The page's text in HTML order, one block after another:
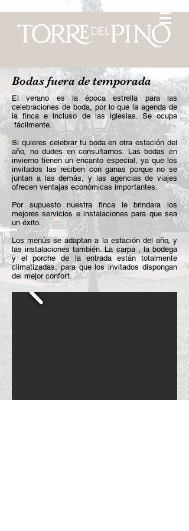
Bodas fuera de temporada
El verano es la época estrella para las
celebraciones de boda, por lo que la agenda de
la finca e incluso de las iglesias. Se ocupa
fácilmente.
Si quieres celebrar tu boda en otra estación del
año, no dudes en consultarnos. Las bodas en
invierno tienen un encanto especial, ya que los
invitados las reciben con ganas porque no se
juntan a las demás, y las agencias de viajes
ofrecen ventajas económicas importantes.
Por supuesto nuestra finca le brindara los
mejores servicios e instalaciones para que sea
un éxito.
Los menús se adaptan a la estación del año, y
las instalaciones también. La carpa , la bodega
y el porche de la entrada están totalmente
climatizadas, para que los invitados dispongan
del mejor confort.